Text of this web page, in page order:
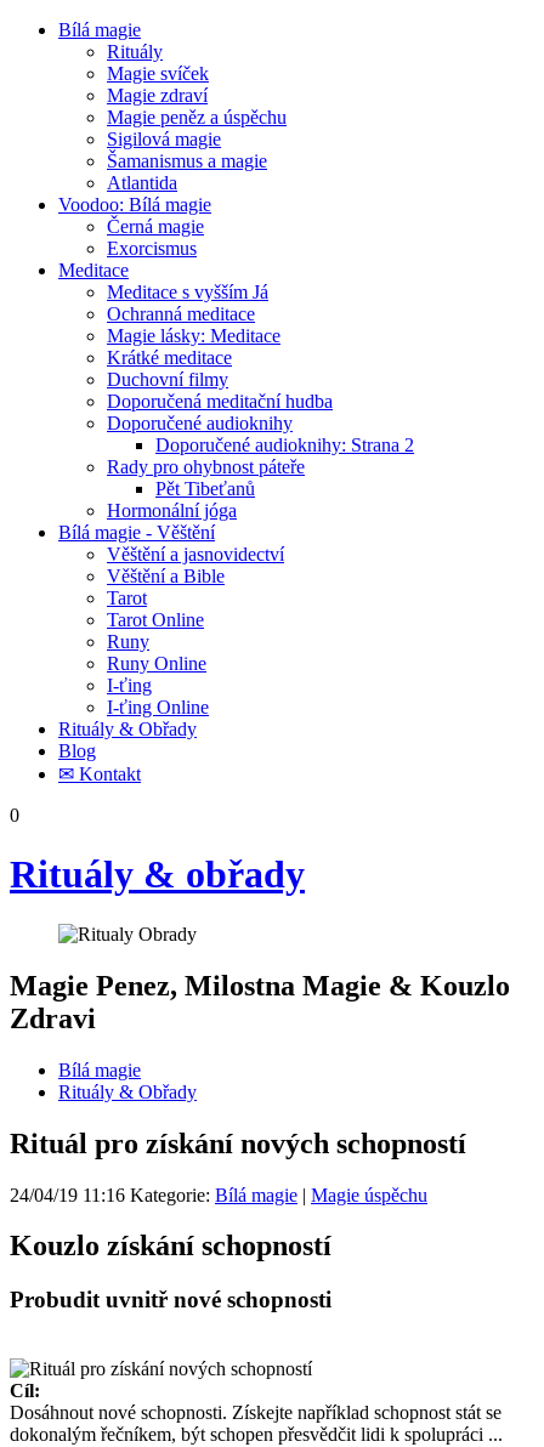
Bílá magie
Rituály
Magie svíček
Magie zdraví
Magie peněz a úspěchu
Sigilová magie
Šamanismus a magie
Atlantida
Voodoo: Bílá magie
Černá magie
Exorcismus
Meditace
Meditace s vyšším Já
Ochranná meditace
Magie lásky: Meditace
Krátké meditace
Duchovní filmy
Doporučená meditační hudba
Doporučené audioknihy
Doporučené audioknihy: Strana 2
Rady pro ohybnost páteře
Pět Tibeťanů
Hormonální jóga
Bílá magie - Věštění
Věštění a jasnovidectví
Věštění a Bible
Tarot
Tarot Online
Runy
Runy Online
I-ťing
I-ťing Online
Rituály & Obřady
Blog
✉ Kontakt
0
Rituály & obřady
Magie Penez, Milostna Magie & Kouzlo
Zdravi
Bílá magie
Rituály & Obřady
Rituál pro získání nových schopností
24/04/19 11:16 Kategorie: Bílá magie | Magie úspěchu
Kouzlo získání schopností
Probudit uvnitř nové schopnosti
Cíl:
Dosáhnout nové schopnosti. Získejte například schopnost stát se
dokonalým řečníkem, být schopen přesvědčit lidi k spolupráci ...